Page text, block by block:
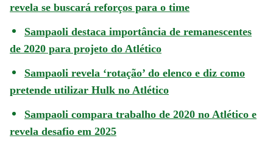
revela se buscará reforços para o time
Sampaoli destaca importância de remanescentes
de 2020 para projeto do Atlético
Sampaoli revela ‘rotação’ do elenco e diz como
pretende utilizar Hulk no Atlético
Sampaoli compara trabalho de 2020 no Atlético e
revela desafio em 2025